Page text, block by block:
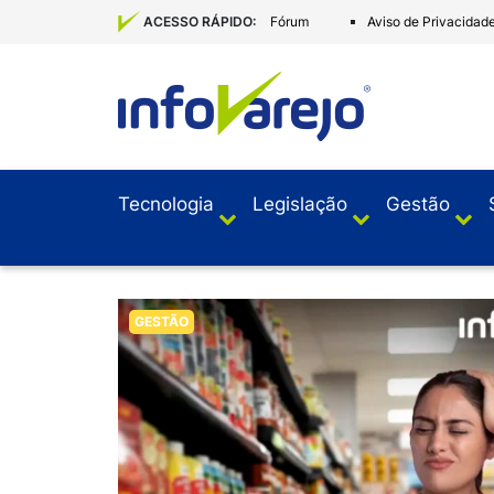
ACESSO RÁPIDO: Fórum Aviso de
Tecnologia Legislação Gestão
GESTÃO